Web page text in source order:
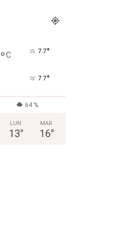
°C 7.7°
7.7°
64 %
LUN
13°
MAR
16°